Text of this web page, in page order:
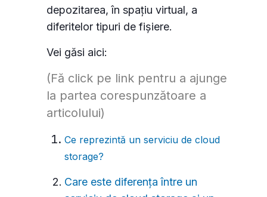
depozitarea, în spațiu virtual, a
diferitelor tipuri de fișiere.
Vei găsi aici:
(Fă click pe link pentru a ajunge
la partea corespunzătoare a
articolului)
Ce reprezintă un serviciu de cloud
storage?
Care este diferența între un